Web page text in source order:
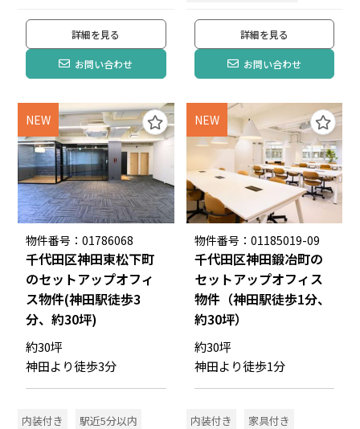
詳細を見る
お問い合わせ
詳細を見る
お問い合わせ
NEW
物件番号：01786068
千代田区神田東松下町
のセットアップオフィ
ス物件(神田駅徒歩3
分、約30坪)
約30坪
神田より徒歩3分
内装付き
駅近5分以内
NEW
物件番号：01185019-09
千代田区神田鍛冶町の
セットアップオフィス
物件（神田駅徒歩1分、
約30坪）
約30坪
神田より徒歩1分
内装付き
家具付き